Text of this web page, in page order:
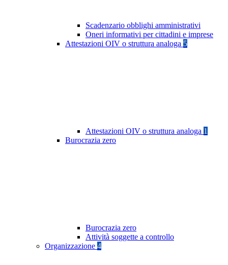
Scadenzario obblighi amministrativi
Oneri informativi per cittadini e imprese
Attestazioni OIV o struttura analoga 5
Attestazioni OIV o struttura analoga 1
Burocrazia zero
Burocrazia zero
Attività soggette a controllo
Organizzazione 4